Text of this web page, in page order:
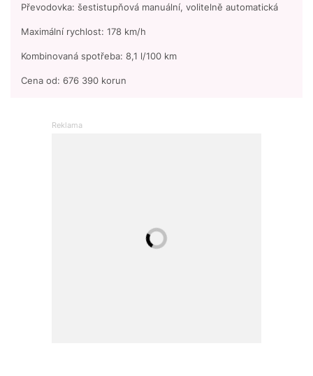
Převodovka: šestistupňová manuální, volitelně automatická
Maximální rychlost: 178 km/h
Kombinovaná spotřeba: 8,1 l/100 km
Cena od: 676 390 korun